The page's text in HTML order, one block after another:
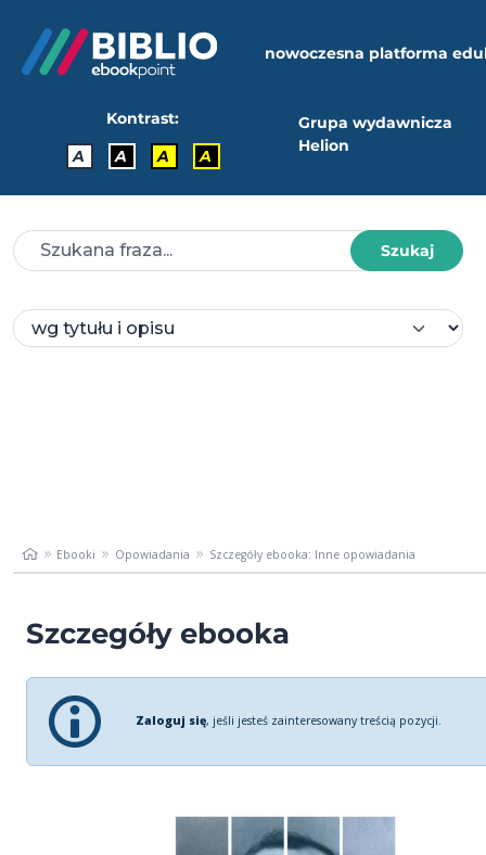
nowoczesna platforma
Kontrast:
A
A A A
Grupa wydawnicza
Helion
Szukaj
Ebooki Opowiadania Szczegóły ebooka: Inne opowiadania
Szczegóły ebooka
Zaloguj się, jeśli jesteś zainteresowany treścią pozycji.